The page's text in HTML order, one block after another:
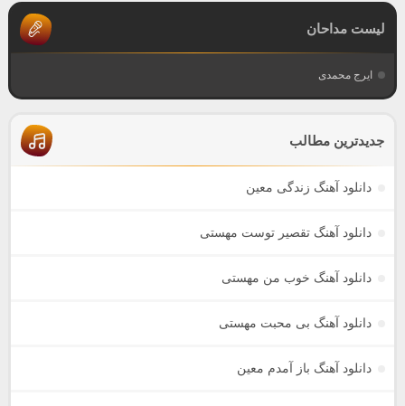
لیست مداحان
ایرج محمدی
جدیدترین مطالب
دانلود آهنگ زندگی معین
دانلود آهنگ تقصیر توست مهستی
دانلود آهنگ خوب من مهستی
دانلود آهنگ بی محبت مهستی
دانلود آهنگ باز آمدم معین